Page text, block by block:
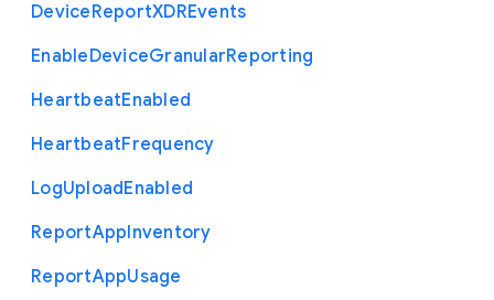
DeviceReportXDREvents
EnableDeviceGranularReporting
HeartbeatEnabled
HeartbeatFrequency
LogUploadEnabled
ReportAppInventory
ReportAppUsage